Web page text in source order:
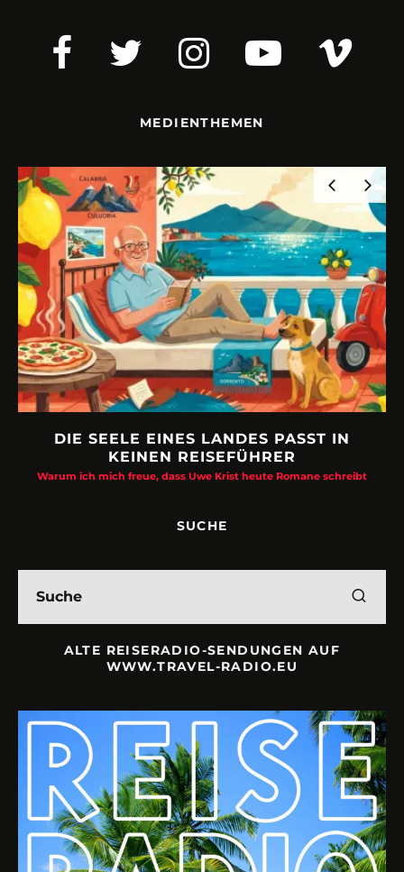
MEDIENTHEMEN
DIE SEELE EINES LANDES PASST IN
KEINEN REISEFÜHRER
Warum ich mich freue, dass Uwe Krist heute Romane schreibt
SUCHE
ALTE REISERADIO-SENDUNGEN AUF
WWW.TRAVEL-RADIO.EU